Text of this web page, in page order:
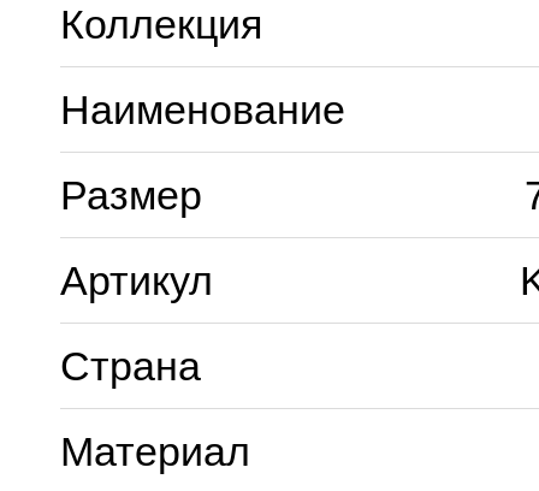
Коллекция
Наименование
Размер
Артикул
Страна
Материал